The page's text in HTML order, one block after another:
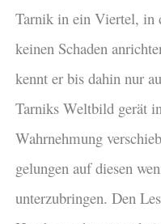
Tarnik in ein Viertel, in
keinen Schaden
kennt er bis dahin nur
Tarniks Weltbild gerät
Wahrnehmung
gelungen auf diesen
unterzubringen. Den